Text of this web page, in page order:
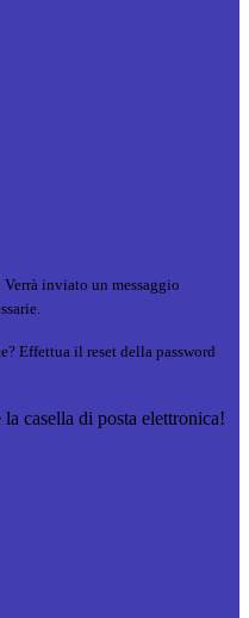
Verrà inviato un messaggio
Effettua il reset della password
casella di posta elettronica!